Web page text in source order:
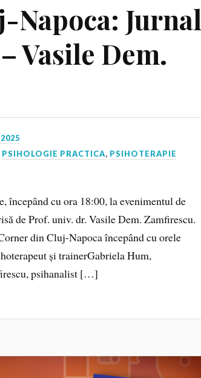
Napoca: Jurnal
Vasile Dem.
PSIHOLOGIE PRACTICA, PSIHOTERAPIE
cu ora 18:00, la evenimentul de
de Prof. univ. dr. Vasile Dem. Zamfirescu.
din Cluj-Napoca începând cu orele
și trainerGabriela Hum,
psihanalist […]